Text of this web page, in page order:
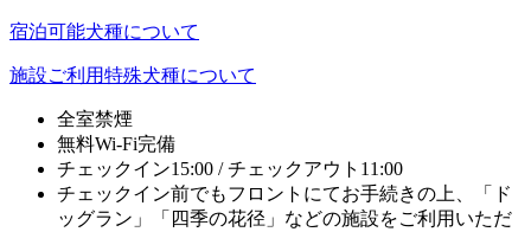
宿泊可能犬種について
施設ご利用特殊犬種について
全室禁煙
無料Wi-Fi完備
チェックイン15:00 / チェックアウト11:00
チェックイン前でもフロントにてお手続きの上、「ド
ッグラン」「四季の花径」などの施設をご利用いただ